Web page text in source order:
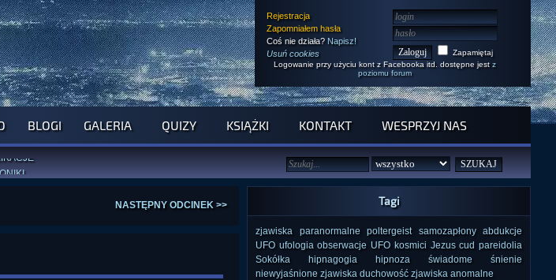
Rejestracja
Zapomniałem hasła
Coś nie działa? Napisz!
Usuń cookies
Zapamiętaj
Logowanie przy użyciu kont z Facebooka itd. dostępne jest z
poziomu forum
BLOGI GALERIA QUIZY KSIĄŻKI KONTAKT WESPRZYJ NAS
NASTĘPNY ODCINEK >> Tagi
zjawiska paranormalne poltergeist samozapłony
abdukcje
UFO ufologia obserwacje UFO kosmici Jezus cud pareidolia
Sokółka
hipnagogia hipnoza
świadome śnienie
niewyjaśnione zjawiska duchowość zjawiska anomalne